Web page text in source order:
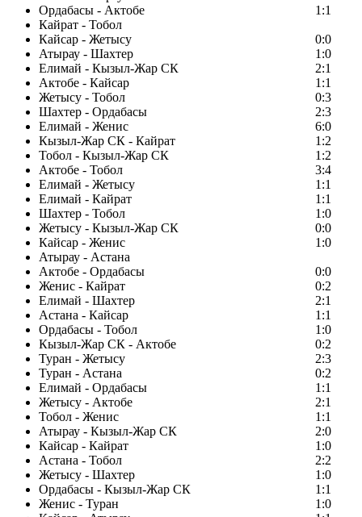
Ордабасы - Актобе
1:1
Кайрат - Тобол
Кайсар - Жетысу
0:0
Атырау - Шахтер
1:0
Елимай - Кызыл-Жар СК
2:1
Актобе - Кайсар
1:1
Жетысу - Тобол
0:3
Шахтер - Ордабасы
2:3
Елимай - Женис
6:0
Кызыл-Жар СК - Кайрат
1:2
Тобол - Кызыл-Жар СК
1:2
Актобе - Тобол
3:4
Елимай - Жетысу
1:1
Елимай - Кайрат
1:1
Шахтер - Тобол
1:0
Жетысу - Кызыл-Жар СК
0:0
Кайсар - Женис
1:0
Атырау - Астана
Актобе - Ордабасы
0:0
Женис - Кайрат
0:2
Елимай - Шахтер
2:1
Астана - Кайсар
1:1
Ордабасы - Тобол
1:0
Кызыл-Жар СК - Актобе
0:2
Туран - Жетысу
2:3
Туран - Астана
0:2
Елимай - Ордабасы
1:1
Жетысу - Актобе
2:1
Тобол - Женис
1:1
Атырау - Кызыл-Жар СК
2:0
Кайсар - Кайрат
1:0
Астана - Тобол
2:2
Жетысу - Шахтер
1:0
Ордабасы - Кызыл-Жар СК
1:1
Женис - Туран
1:0